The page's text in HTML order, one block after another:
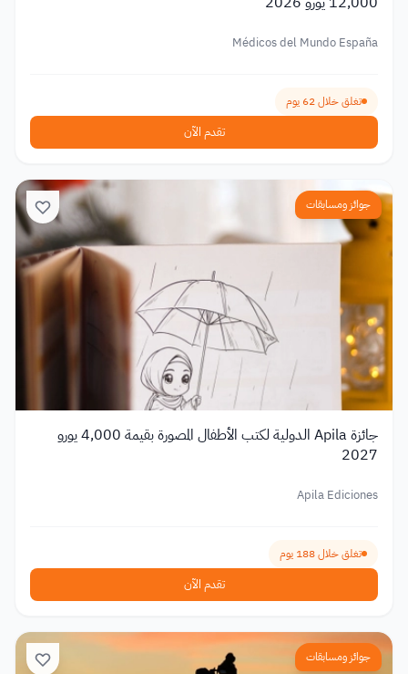
Médicos del Mundo España
تغلق خلال 62 يوم
تقدم الآن
جوائز ومسابقات
جائزة Apila الدولية لكتب الأطفال المصورة بقيمة 4,000 يورو
2027
Apila Ediciones
تغلق خلال 188 يوم
تقدم الآن
جوائز ومسابقات